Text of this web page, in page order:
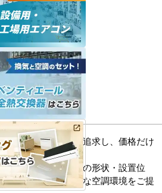
イント
格安＋α」の価値を追求し、価格だけ
だわっています。
合わせて、室内機の形状・設置位
的に検討し、最適な空調環境をご提